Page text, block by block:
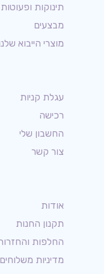
תינוקות ופעוטות
מבצעים
מוצרי הייבוא
עגלת קניות
רכישה
החשבון שלי
צור קשר
אודות
תקנון החנות
החלפות
מדיניות משלוחים